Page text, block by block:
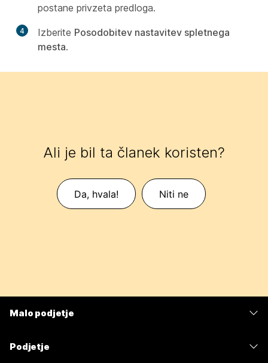
postane privzeta predloga.
4 Izberite Posodobitev nastavitev spletnega
mesta.
Ali je bil ta članek koristen?
Da, hvala! Niti ne
Malo podjetje
Podjetje